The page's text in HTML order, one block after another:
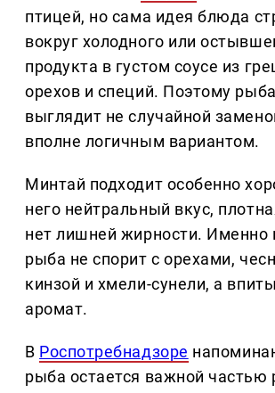
птицей, но сама идея блюда
вокруг холодного или
продукта в густом соусе из
орехов и специй. Поэтому
выглядит не случайной
вполне логичным вариантом.
Минтай подходит особенно
него нейтральный вкус,
нет лишней жирности. Именно
рыба не спорит с орехами,
кинзой и хмели-сунели, а
аромат.
В Роспотребнадзоре
рыба остается важной частью